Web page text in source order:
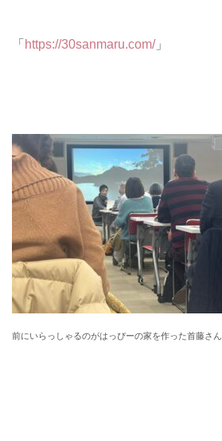
「 https://30sanmaru.com/」
前にいらっしゃるのがはっぴーの家を作った首藤さん